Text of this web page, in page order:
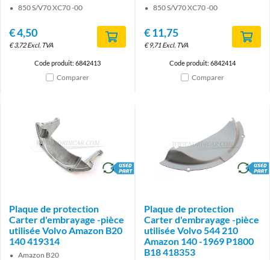
850 S/V70 XC70 -00
€4,50
€3,72 Excl. TVA
Code produit: 6842413
Comparer
850 S/V70 XC70 -00
€11,75
€9,71 Excl. TVA
Code produit: 6842414
Comparer
brand
Plaque de protection
Carter d'embrayage -pièce
utilisée Volvo Amazon B20
140 419314
Amazon B20
brand
Plaque de protection
Carter d'embrayage -pièce
utilisée Volvo 544 210
Amazon 140 -1969 P1800
B18 418353